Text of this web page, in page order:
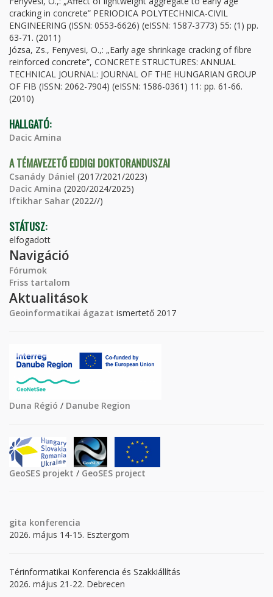
cracking in concrete” PERIODICA POLYTECHNICA-CIVIL
ENGINEERING (ISSN: 0553-6626) (eISSN: 1587-3773) 55: (1) pp.
63-71. (2011)
Józsa, Zs., Fenyvesi, O.,: „Early age shrinkage cracking of fibre
reinforced concrete”, CONCRETE STRUCTURES: ANNUAL
TECHNICAL JOURNAL: JOURNAL OF THE HUNGARIAN GROUP
OF FIB (ISSN: 2062-7904) (eISSN: 1586-0361) 11: pp. 61-66.
(2010)
HALLGATÓ:
Dacic Amina
A TÉMAVEZETŐ EDDIGI DOKTORANDUSZAI
Csanády Dániel (2017/2021/2023)
Dacic Amina (2020/2024/2025)
Iftikhar Sahar (2022//)
STÁTUSZ:
elfogadott
Navigáció
Fórumok
Friss tartalom
Aktualitások
Geoinformatikai ágazat ismertető 2017
Duna Régió / Danube Region
GeoSES projekt / GeoSES project
gita konferencia
2026. május 14-15. Esztergom
Térinformatikai Konferencia és Szakkiállítás
2026. május 21-22. Debrecen